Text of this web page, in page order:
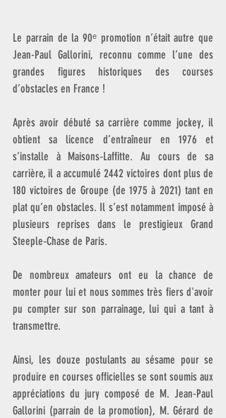
Le parrain de la 90ᵉ promotion n’était autre que
Jean-Paul Gallorini, reconnu comme l’une des
grandes figures historiques des courses
d’obstacles en France !
Après avoir débuté sa carrière comme jockey, il
obtient sa licence d’entraîneur en 1976 et
s’installe à Maisons‑Laffitte. Au cours de sa
carrière, il a accumulé 2442 victoires dont plus de
180 victoires de Groupe (de 1975 à 2021) tant en
plat qu’en obstacles. Il s’est notamment imposé à
plusieurs reprises dans le prestigieux Grand
Steeple‑Chase de Paris.
De nombreux amateurs ont eu la chance de
monter pour lui et nous sommes très fiers d'avoir
pu compter sur son parrainage, lui qui a tant à
transmettre.
Ainsi, les douze postulants au sésame pour se
produire en courses officielles se sont soumis aux
appréciations du jury composé de M. Jean-Paul
Gallorini (parrain de la promotion), M. Gérard de